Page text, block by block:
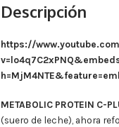
Descripción
https://
METABOLIC PROTEIN C-
(suero de leche), ahora